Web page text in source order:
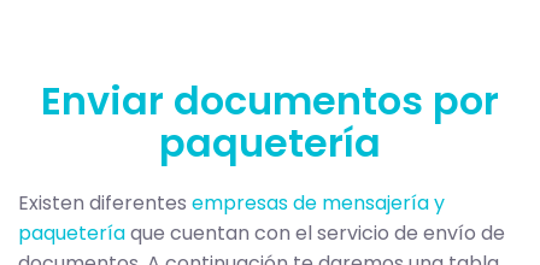
Enviar documentos por
paquetería
Existen diferentes empresas de mensajería y
paqueteríaque cuentan con el servicio de envío de